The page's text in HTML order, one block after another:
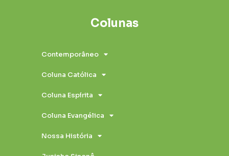
Colunas
Contemporâneo
Coluna Católica
Coluna Espírita
Coluna Evangélica
Nossa História